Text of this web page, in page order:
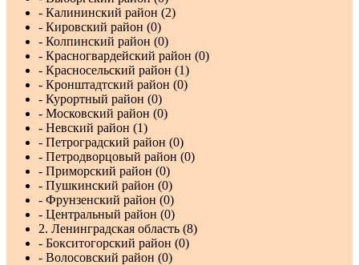
- Калининский район (2)
- Кировский район (0)
- Колпинский район (0)
- Красногвардейский район (0)
- Красносельский район (1)
- Кронштадтский район (0)
- Курортный район (0)
- Московский район (0)
- Невский район (1)
- Петроградский район (0)
- Петродворцовый район (0)
- Приморский район (0)
- Пушкинский район (0)
- Фрунзенский район (0)
- Центральный район (0)
2. Ленинградская область (8)
- Бокситогорский район (0)
- Волосовский район (0)